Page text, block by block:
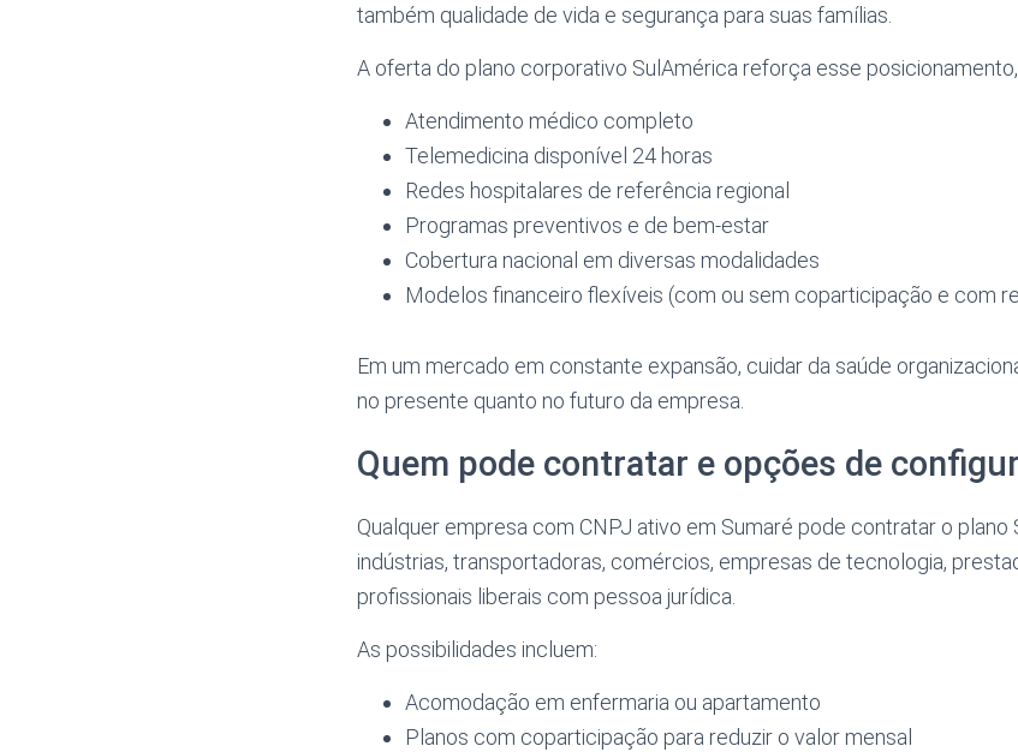
também qualidade de vida e segurança para suas famílias.
A oferta do plano corporativo SulAmérica reforça esse
Atendimento médico completo
Telemedicina disponível 24 horas
Redes hospitalares de referência regional
Programas preventivos e de bem-estar
Cobertura nacional em diversas modalidades
Modelos financeiro flexíveis (com ou sem coparticipação e com
Em um mercado em constante expansão, cuidar da saúde
no presente quanto no futuro da empresa.
Quem pode contratar e opções de
Qualquer empresa com CNPJ ativo em Sumaré pode contratar o plano
indústrias, transportadoras, comércios, empresas de tecnologia,
profissionais liberais com pessoa jurídica.
As possibilidades incluem:
Acomodação em enfermaria ou apartamento
Planos com coparticipação para reduzir o valor mensal